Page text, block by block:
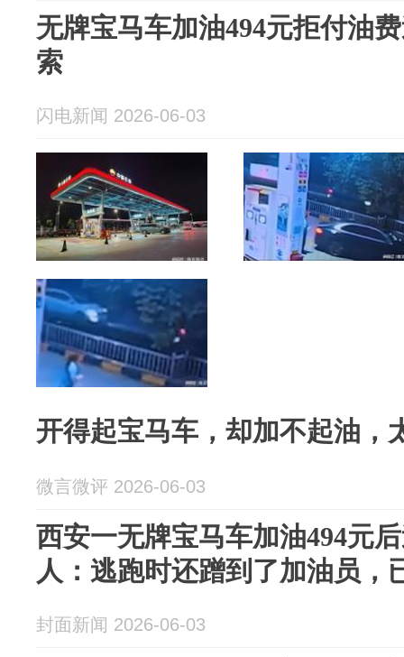
无牌宝马车加油494元拒付油
索
闪电新闻 2026-06-03
开得起宝马车，却加不起油，
微言微评 2026-06-03
西安一无牌宝马车加油494元
人：逃跑时还蹭到了加油员，
封面新闻 2026-06-03